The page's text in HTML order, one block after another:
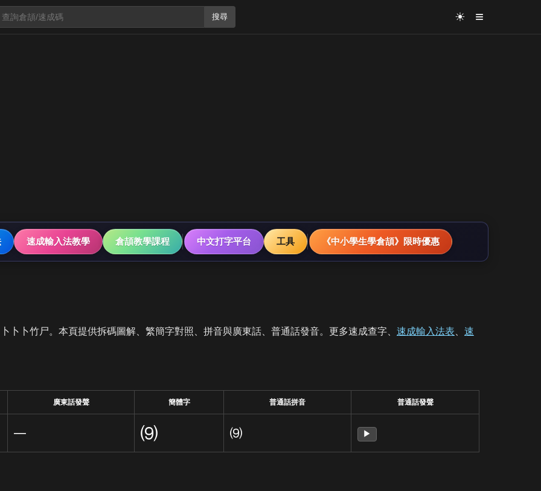
搜尋 ☀ ≡
速成輸入法教學 倉頡教學課程 中文打字平台 工具 《中小學生學倉頡》限時優惠
卜卜竹尸。本頁提供拆碼圖解、繁簡字對照、拼音與廣東話、普通話發音。更多速成查字、 速成輸入法表、 速
廣東話發聲 簡體字 普通話拼音 普通話發聲
— ⑼ ⑼ ▶